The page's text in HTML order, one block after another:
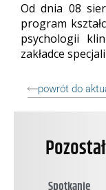
Spotkanie
Od dnia 08
program
psychologii
zakładce
powrót do